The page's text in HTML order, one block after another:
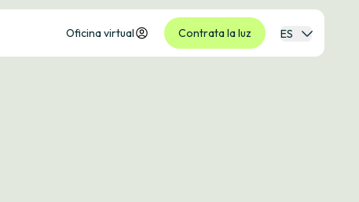
Oficina virtual Contrata la luz ES